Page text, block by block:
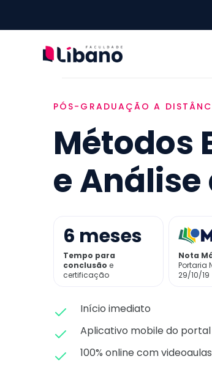
PÓS-GRADUAÇÃO A
Métodos
e Análise
6 meses
Tempo para
conclusão e
certificação
Nota
Portaria
29/10/19
Início imediato
Aplicativo mobile do portal
100% online com videoaulas